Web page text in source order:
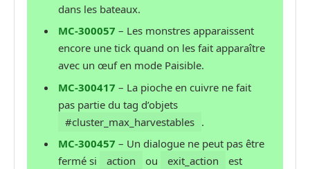
dans les bateaux.
MC-300057 – Les monstres apparaissent
encore une tick quand on les fait apparaître
avec un œuf en mode Paisible.
MC-300417 – La pioche en cuivre ne fait
pas partie du tag d’objets
#cluster_max_harvestables .
MC-300457 – Un dialogue ne peut pas être
fermé si
action ou exit_action
est